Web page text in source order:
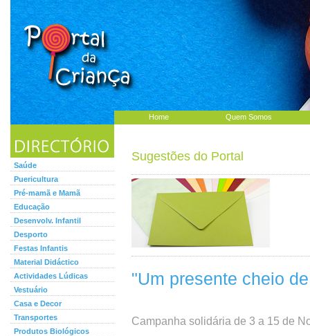
Home Quem Somos
Saúde
Puericultura
Pré-mamã e Mamã
Educação
Desenvolv. Infantil
Desporto
Festas Infantis
Material Didáctico
Actividades Lúdicas
Vestuário
Casa e Decor
Transportes
Produtos Biológicos
Sugestões do Portal
"Um presente cheio
Campanha solidária de 3 a 15 de